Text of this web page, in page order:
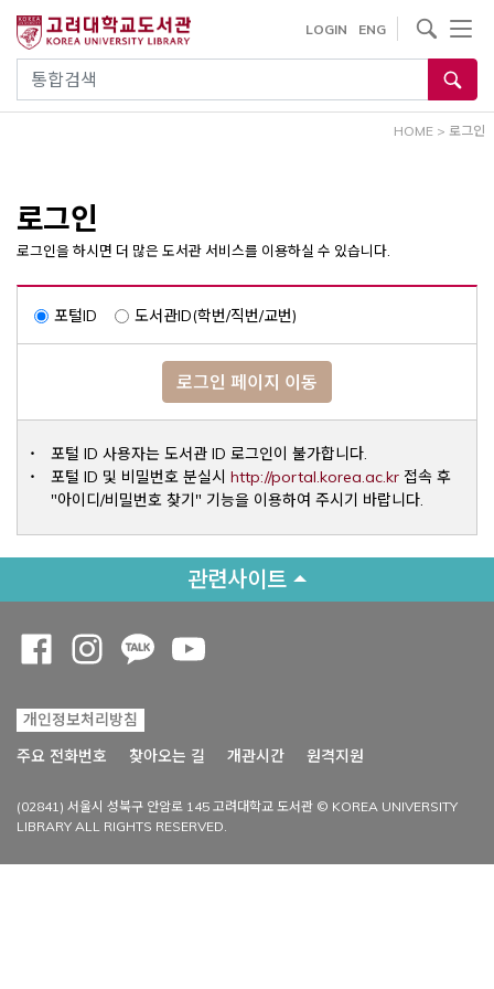
건
통합검색
LOGIN ENG
사이트내 검색
HOME > 로그인
로그인
로그인을 하시면 더 많은 도서관 서비스를 이용하실 수 있습니다.
포털ID 도서관ID(학번/직번/교번)
로그인 페이지 이동
포털 ID 사용자는 도서관 ID 로그인이 불가합니다.
포털 ID 및 비밀번호 분실시 http://portal.korea.ac.krOpens a
접속 후
"아이디/비밀번호 찾기" 기능을 이용하여 주시기 바랍니다.
관련사이트
개인정보처리방침
주요 전화번호
찾아오는 길 개관시간 원격지원
(02841) 서울시 성북구 안암로 145 고려대학교 도서관 © KOREA UNIVERSITY
LIBRARY ALL RIGHTS RESERVED.
Opens a new window
Opens a new window
Opens a new window